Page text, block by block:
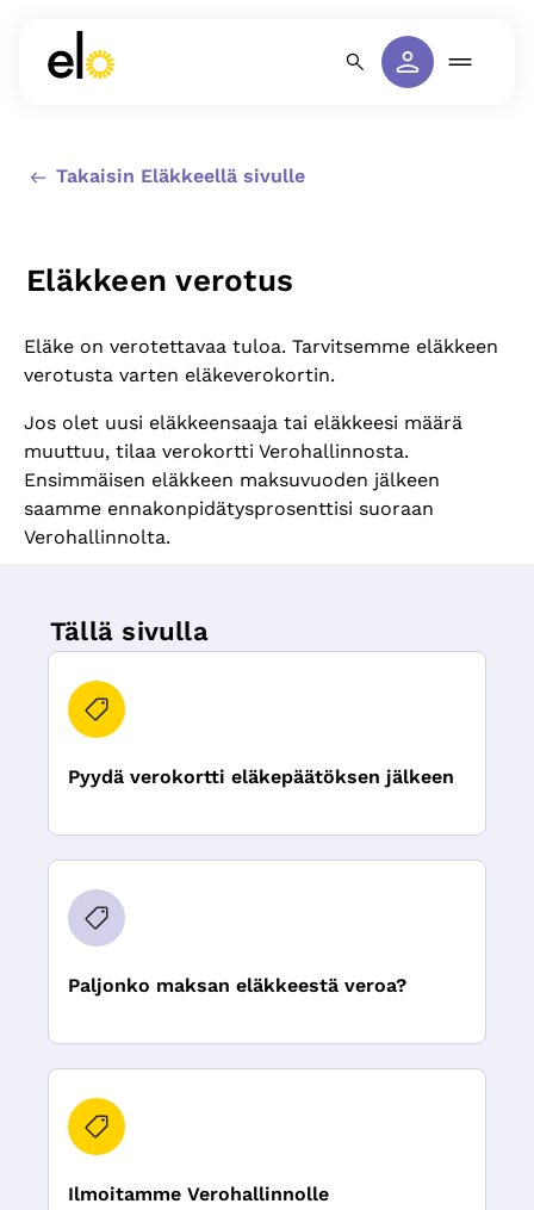
Takaisin Eläkkeellä sivulle
Eläkkeen verotus
Eläke on verotettavaa tuloa. Tarvitsemme eläkkeen
verotusta varten eläkeverokortin.
Jos olet uusi eläkkeensaaja tai eläkkeesi määrä
muuttuu, tilaa verokortti Verohallinnosta.
Ensimmäisen eläkkeen maksuvuoden jälkeen
saamme ennakonpidätysprosenttisi suoraan
Verohallinnolta.
Tällä sivulla
Pyydä verokortti eläkepäätöksen jälkeen
Paljonko maksan eläkkeestä veroa?
Ilmoitamme Verohallinnolle